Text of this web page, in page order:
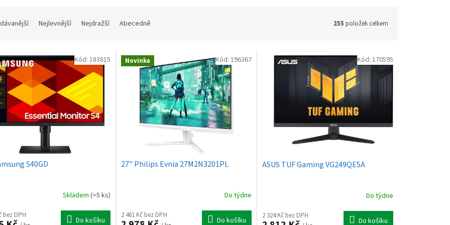
Nejlevnější Nejdražší Abecedně 255 položek celkem
S40GD
Skladem (>5 ks)
bez DPH
Do košíku
Kód: 183815 Novinka
27" Philips Evnia 27M2N3201PL
Do týdne
2 461 Kč bez DPH
Do košíku
Kód: 196367
ASUS TUF Gaming VG249QE5A
Do týdne
2 324 Kč bez DPH
Do košíku
Kód: 170595